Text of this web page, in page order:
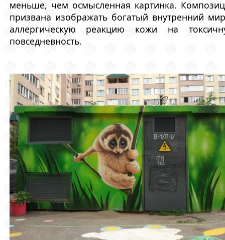
меньше, чем осмысленная картинка.
призвана изображать богатый внутренний
аллергическую реакцию кожи на
повседневность.